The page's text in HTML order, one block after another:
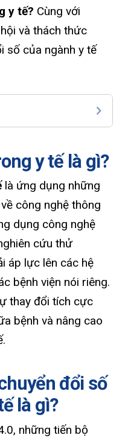
y tế? Cùng với
và thách thức
số của ngành y tế
y tế là gì?
là ứng dụng những
công nghệ thông
dụng công nghệ
cứu thử
áp lực lên các hệ
bệnh viện nói riêng.
thay đổi tích cực
bệnh và nâng cao
đổi số
là gì?
những tiến bộ